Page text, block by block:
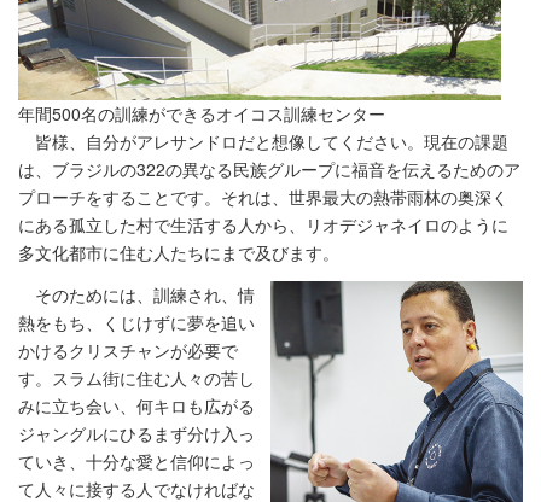
年間500名の訓練ができるオイコス訓練センター
皆様、自分がアレサンドロだと想像してください。現在の課題
は、ブラジルの322の異なる民族グループに福音を伝えるためのア
プローチをすることです。それは、世界最大の熱帯雨林の奥深く
にある孤立した村で生活する人から、リオデジャネイロのように
多文化都市に住む人たちにまで及びます。
そのためには、訓練され、情
熱をもち、くじけずに夢を追い
かけるクリスチャンが必要で
す。スラム街に住む人々の苦し
みに立ち会い、何キロも広がる
ジャングルにひるまず分け入っ
ていき、十分な愛と信仰によっ
て人々に接する人でなければな